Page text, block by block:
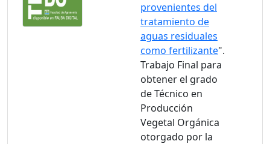
provenientes del
tratamiento de
aguas residuales
como fertilizante".
Trabajo Final para
obtener el grado
de Técnico en
Producción
Vegetal Orgánica
otorgado por la